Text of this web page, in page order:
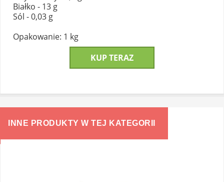
Białko - 13 g
Sól - 0,03 g
Opakowanie: 1 kg
KUP TERAZ
INNE PRODUKTY W TEJ KATEGORII